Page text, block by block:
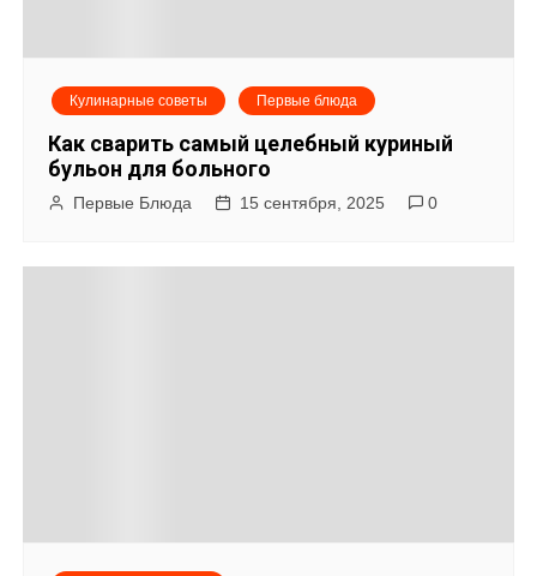
Кулинарные советы Первые блюда
Как сварить самый целебный куриный
бульон для больного
Первые Блюда 15 сентября, 2025 0